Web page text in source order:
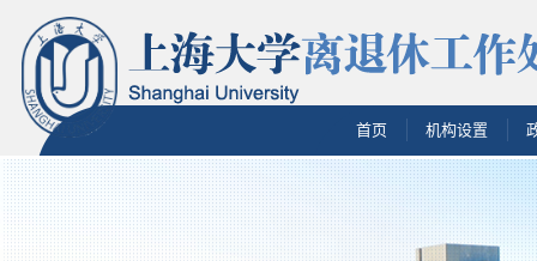
首页 机构设置